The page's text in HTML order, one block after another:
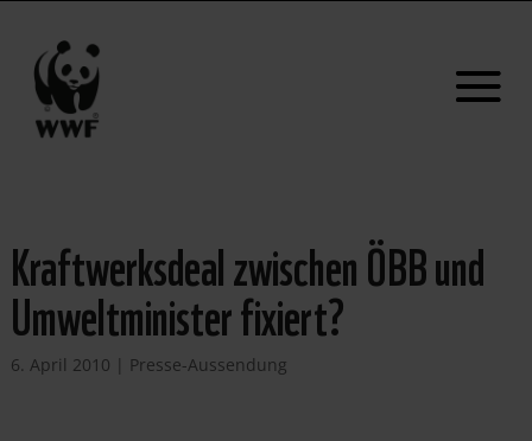
Kraftwerksdeal zwischen ÖBB und
Umweltminister fixiert?
6. April 2010 | Presse-Aussendung